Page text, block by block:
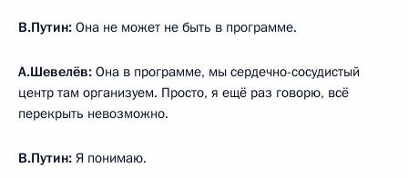
В.Путин: Она не может не быть в программе.
А.Шевелёв: Она в программе, мы сердечно-сосудистый
центр там организуем. Просто, я ещё раз говорю, всё
перекрыть невозможно.
В.Путин: Я понимаю.